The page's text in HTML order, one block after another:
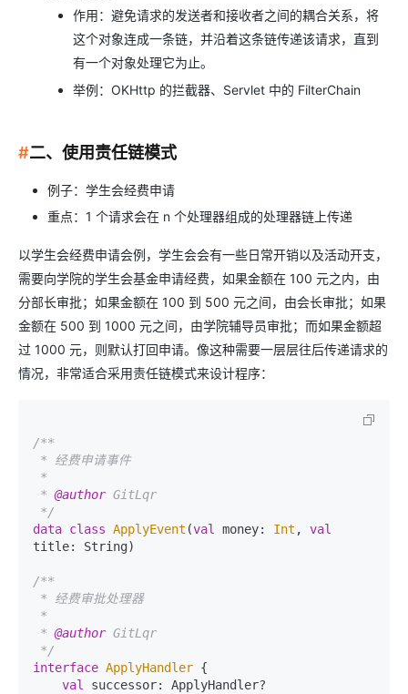
作用：避免请求的发送者和接收者之间的耦合关系，将
这个对象连成一条链，并沿着这条链传递该请求，直到
有一个对象处理它为止。
举例：OKHttp 的拦截器、Servlet 中的 FilterChain
#二、使用责任链模式
例子：学生会经费申请
重点：1 个请求会在 n 个处理器组成的处理器链上传递
以学生会经费申请会例，学生会会有一些日常开销以及活动开支，
需要向学院的学生会基金申请经费，如果金额在 100 元之内，由
分部长审批；如果金额在 100 到 500 元之间，由会长审批；如果
金额在 500 到 1000 元之间，由学院辅导员审批；而如果金额超
过 1000 元，则默认打回申请。像这种需要一层层往后传递请求的
情况，非常适合采用责任链模式来设计程序：
/**
* @author GitLqr
*/
data class ApplyEvent (val money: Int , val
title: String)
/**
* @author GitLqr
*/
interface ApplyHandler {
val
successor: ApplyHandler?